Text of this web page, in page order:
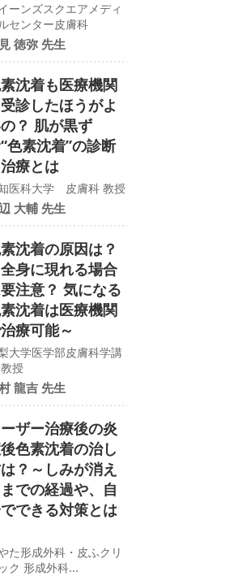
ーンズスクエアメディ
センター皮膚科
徳弥 先生
沈着も医療機関
診したほうがよ
？ 肌が黒ず
色素沈着”の診断
療とは
医科大学 皮膚科 教授
大輔 先生
沈着の原因は？
身に現れる場合
注意？ 気になる
沈着は医療機関
療可能～
大学医学部皮膚科学講
授
龍吉 先生
ザー治療後の炎
色素沈着の治し
？～しみが消え
での経過や、自
できる対策とは
た形成外科・皮ふクリ
ク 形成外科...